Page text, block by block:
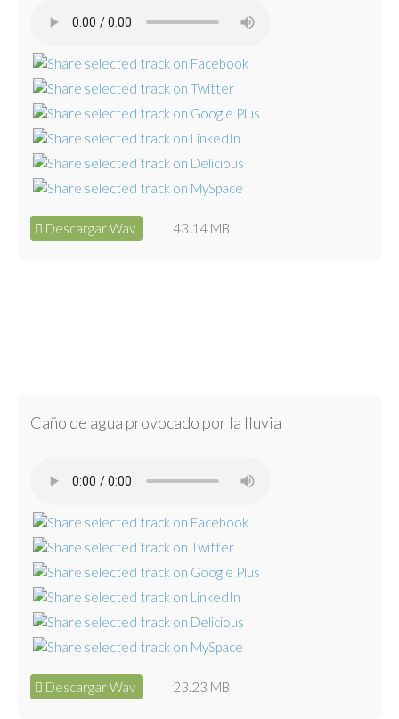
Descargar Wav 43.14 MB
Caño de agua provocado por la lluvia
Descargar Wav 23.23 MB